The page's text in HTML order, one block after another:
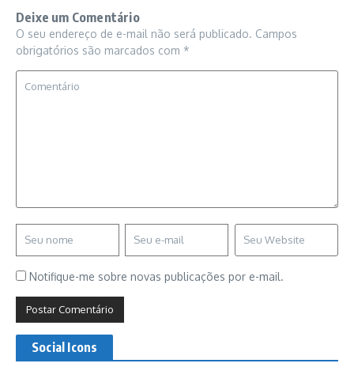
Deixe um Comentário
O seu endereço de e-mail não será publicado. Campos
obrigatórios são marcados com *
Notifique-me sobre novas publicações por e-mail.
Social Icons